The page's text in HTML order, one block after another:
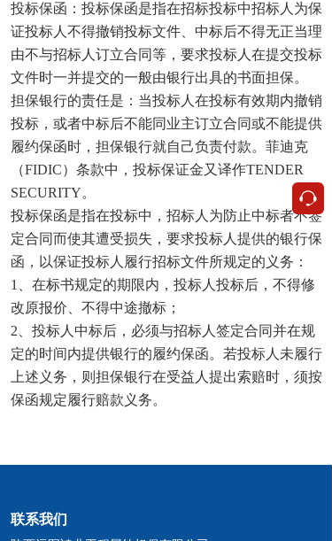
o
n
投标保函：投标保函是指在招标投标中招标人为保
证投标人不得撤销投标文件、中标后不得无正当理
由不与招标人订立合同等，要求投标人在提交投标
文件时一并提交的一般由银行出具的书面担保。
担保银行的责任是：当投标人在投标有效期内撤销
投标，或者中标后不能同业主订立合同或不能提供
履约保函时，担保银行就自己负责付款。菲迪克
（FIDIC）条款中，投标保证金又译作TENDER
SECURITY。
投标保函是指在投标中，招标人为防止中标者不签
定合同而使其遭受损失，要求投标人提供的银行保
函，以保证投标人履行招标文件所规定的义务：
1、在标书规定的期限内，投标人投标后，不得修
改原报价、不得中途撤标；
2、投标人中标后，必须与招标人签定合同并在规
定的时间内提供银行的履约保函。若投标人未履行
上述义务，则担保银行在受益人提出索赔时，须按
保函规定履行赔款义务。
联系我们
按钮